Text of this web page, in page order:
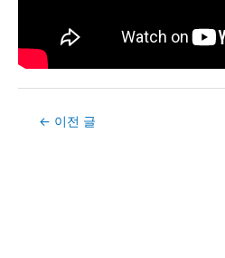
Post← 이전 글